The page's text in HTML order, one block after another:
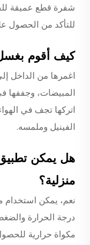
شفرة قطع عميقة
للتأكد من الحصول
كيف أقوم بغسل
اغمرها من الداخل
المبيضات،
اتركها تجف في
الفينيل وملمسه.
هل يمكن تطبيق
منزلية؟
نعم، يمكن استخدام
درجة الحرارة
مكواة حرارية